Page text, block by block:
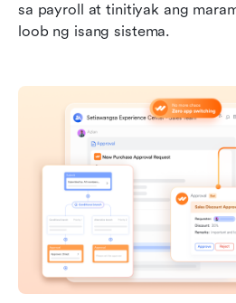
sa payroll at tinitiyak ang
loob ng isang sistema.